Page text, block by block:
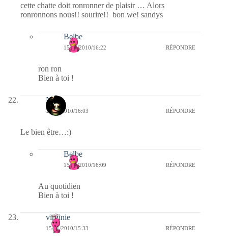
cette chatte doit ronronner de plaisir … Alors
ronronnons nous!! sourire!! bon we! sandys
Belbe
15/01/2010/16:22 RÉPONDRE
ron ron
Bien à toi !
Nova
15/01/2010/16:03 RÉPONDRE
Le bien être…:)
Belbe
15/01/2010/16:09 RÉPONDRE
Au quotidien
Bien à toi !
virginie
15/01/2010/15:33 RÉPONDRE